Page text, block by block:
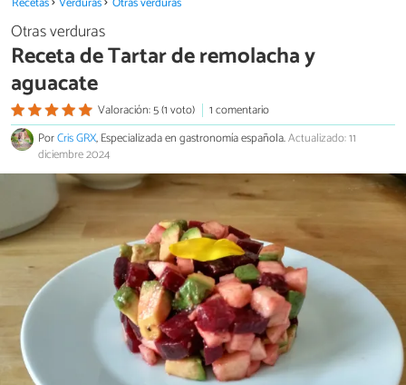
Otras verduras
Receta de Tartar de remolacha y
aguacate
Valoración: 5 (1 voto)
1 comentario
PorCris GRX, Especializada en gastronomía española.Actualizado: 11
diciembre 2024